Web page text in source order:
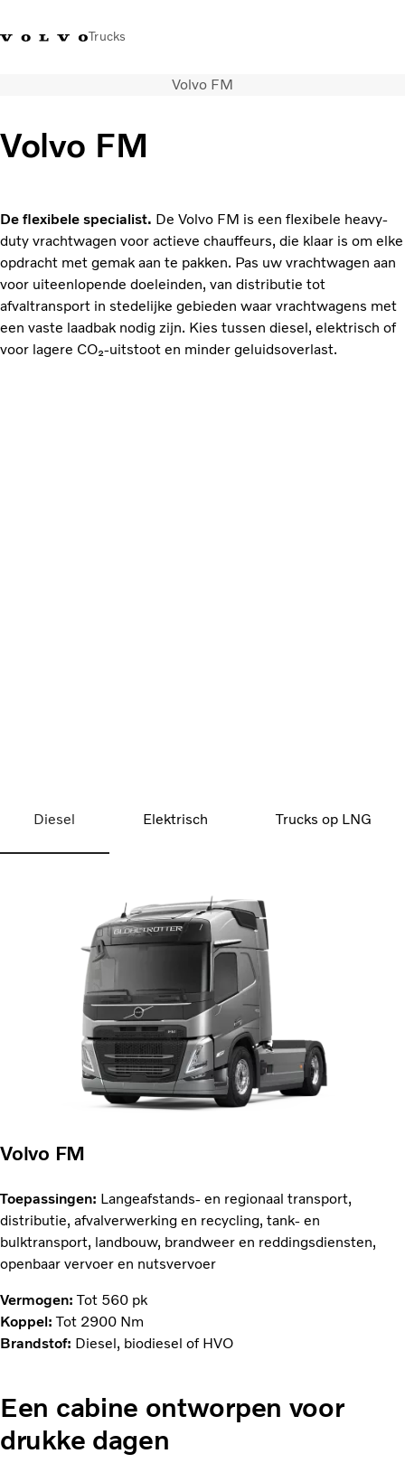
Trucks
Merchandise Shop Inloggen
Transportoplossingen
Over ons
Pers en media
Contact
Energietransitie
Dealerlocator
Volvo FM
Volvo FM
De flexibele specialist. De Volvo FM is een flexibele heavy-
duty vrachtwagen voor actieve chauffeurs, die klaar is om elke
opdracht met gemak aan te pakken. Pas uw vrachtwagen aan
voor uiteenlopende doeleinden, van distributie tot
afvaltransport in stedelijke gebieden waar vrachtwagens met
een vaste laadbak nodig zijn. Kies tussen diesel, elektrisch of
voor lagere CO₂-uitstoot en minder geluidsoverlast.
Diesel Elektrisch Trucks op LNG
Volvo FM
Toepassingen: Langeafstands- en regionaal transport,
distributie, afvalverwerking en recycling, tank- en
bulktransport, landbouw, brandweer en reddingsdiensten,
openbaar vervoer en nutsvervoer
Vermogen: Tot 560 pk
Koppel: Tot 2900 Nm
Brandstof: Diesel, biodiesel of HVO
Een cabine ontworpen voor
drukke dagen